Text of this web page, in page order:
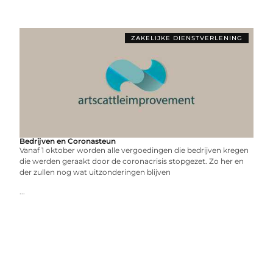
ZAKELIJKE DIENSTVERLENING
Bedrijven en Coronasteun
Vanaf 1 oktober worden alle vergoedingen die bedrijven kregen
die werden geraakt door de coronacrisis stopgezet. Zo her en
der zullen nog wat uitzonderingen blijven
...